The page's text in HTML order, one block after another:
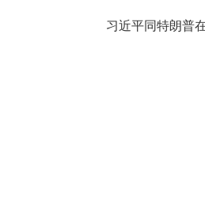
习近平同特朗普在